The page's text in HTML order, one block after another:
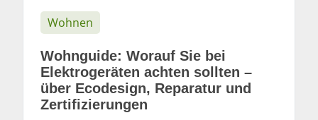
Wohnen
Wohnguide: Worauf Sie bei
Elektrogeräten achten sollten –
über Ecodesign, Reparatur und
Zertifizierungen